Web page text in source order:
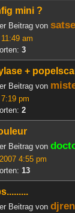
mini ?
Beitrag von
am
3
+
Beitrag von
pm
2
Beitrag von
4:55 pm
13
Beitrag von